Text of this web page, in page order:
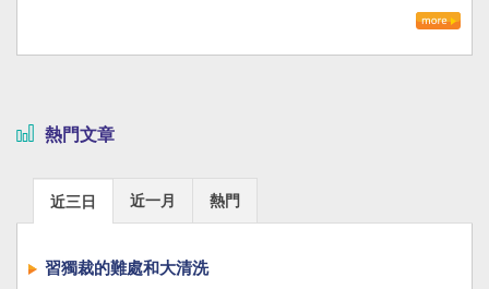
熱門文章
近三日 近一月 熱門
習獨裁的難處和大清洗